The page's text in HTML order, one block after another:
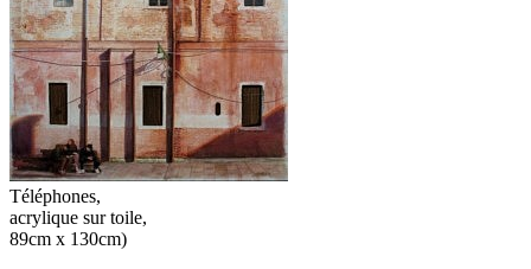
Téléphones,
acrylique sur toile,
89cm x 130cm)